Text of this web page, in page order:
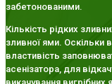
забетонованими.
Кількість рідких
зливної ями. Оскільки
властивість
асенізатора, для